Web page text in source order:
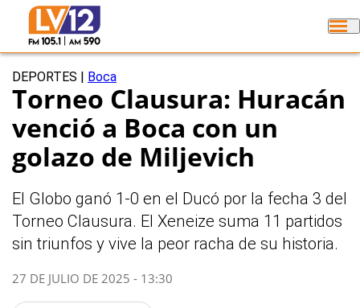
DEPORTES Boca
Torneo Clausura: Huracán
venció a Boca con un
golazo de Miljevich
El Globo ganó 1-0 en el Ducó por la fecha 3 del
Torneo Clausura. El Xeneize suma 11 partidos
sin triunfos y vive la peor racha de su historia.
27 DE JULIO DE 2025 - 13:30